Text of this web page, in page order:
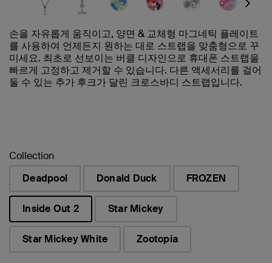
Next
손을 자유롭게 움직이고, 양면 & 교체형 마그네틱 플레이트
를 사용하여 언제든지 원하는 대로 스트랩을 맞춤형으로 꾸
미세요. 최초로 선보이는 버클 디자인으로 휴대폰 스트랩을
빠르게 고정하고 제거할 수 있습니다. 다른 액세서리를 걸어
둘 수 있는 추가 후크가 달린 크로스바디 스트랩입니다.
Collection
Deadpool
Donald Duck FROZEN
Inside Out 2
선택됨
Star Mickey
Star Mickey White Zootopia